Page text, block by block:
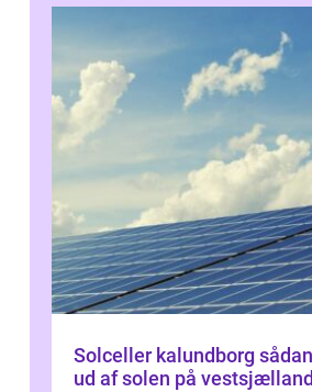
Solceller kalundborg sådan får du mest
ud af solen på vestsjælland